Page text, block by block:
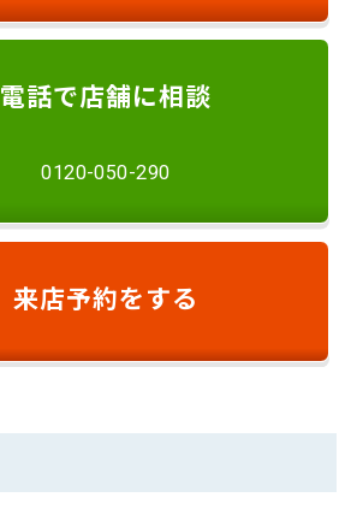
電話で店舗に相談
0120-050-290
来店予約をする